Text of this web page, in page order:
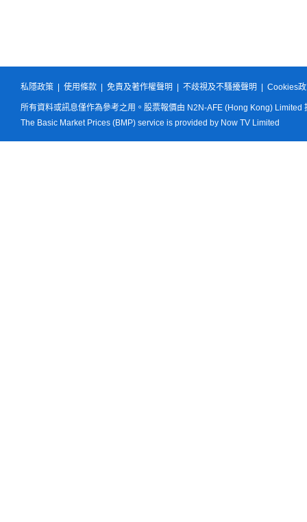
私隱政策 使用條款 免責及著作權聲明 不歧視及不騷擾聲明 Cookies
所有資料或訊息僅作為參考之用。股票報價由 N2N-AFE (Hong Kong) Limited
The Basic Market Prices (BMP) service is provided by Now TV Limited